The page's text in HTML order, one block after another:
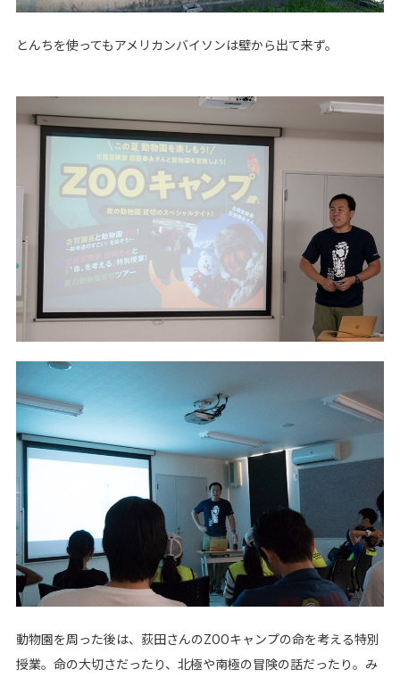
とんちを使ってもアメリカンバイソンは壁から出て来ず。
動物園を周った後は、荻田さんのZOOキャンプの命を考える特別
授業。命の大切さだったり、北極や南極の冒険の話だったり。み